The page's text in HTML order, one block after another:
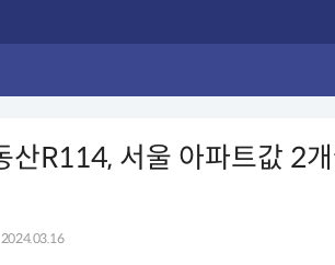
산R114, 서울 아파트값 2
2024.03.16